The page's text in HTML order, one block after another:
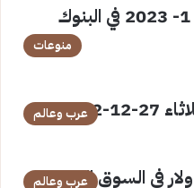
سعر الدولار اليوم الأحد 15- 1- 2023 في البنوك
منوعات
2022 عرب وعالم
في السوق اليوم
عرب وعالم